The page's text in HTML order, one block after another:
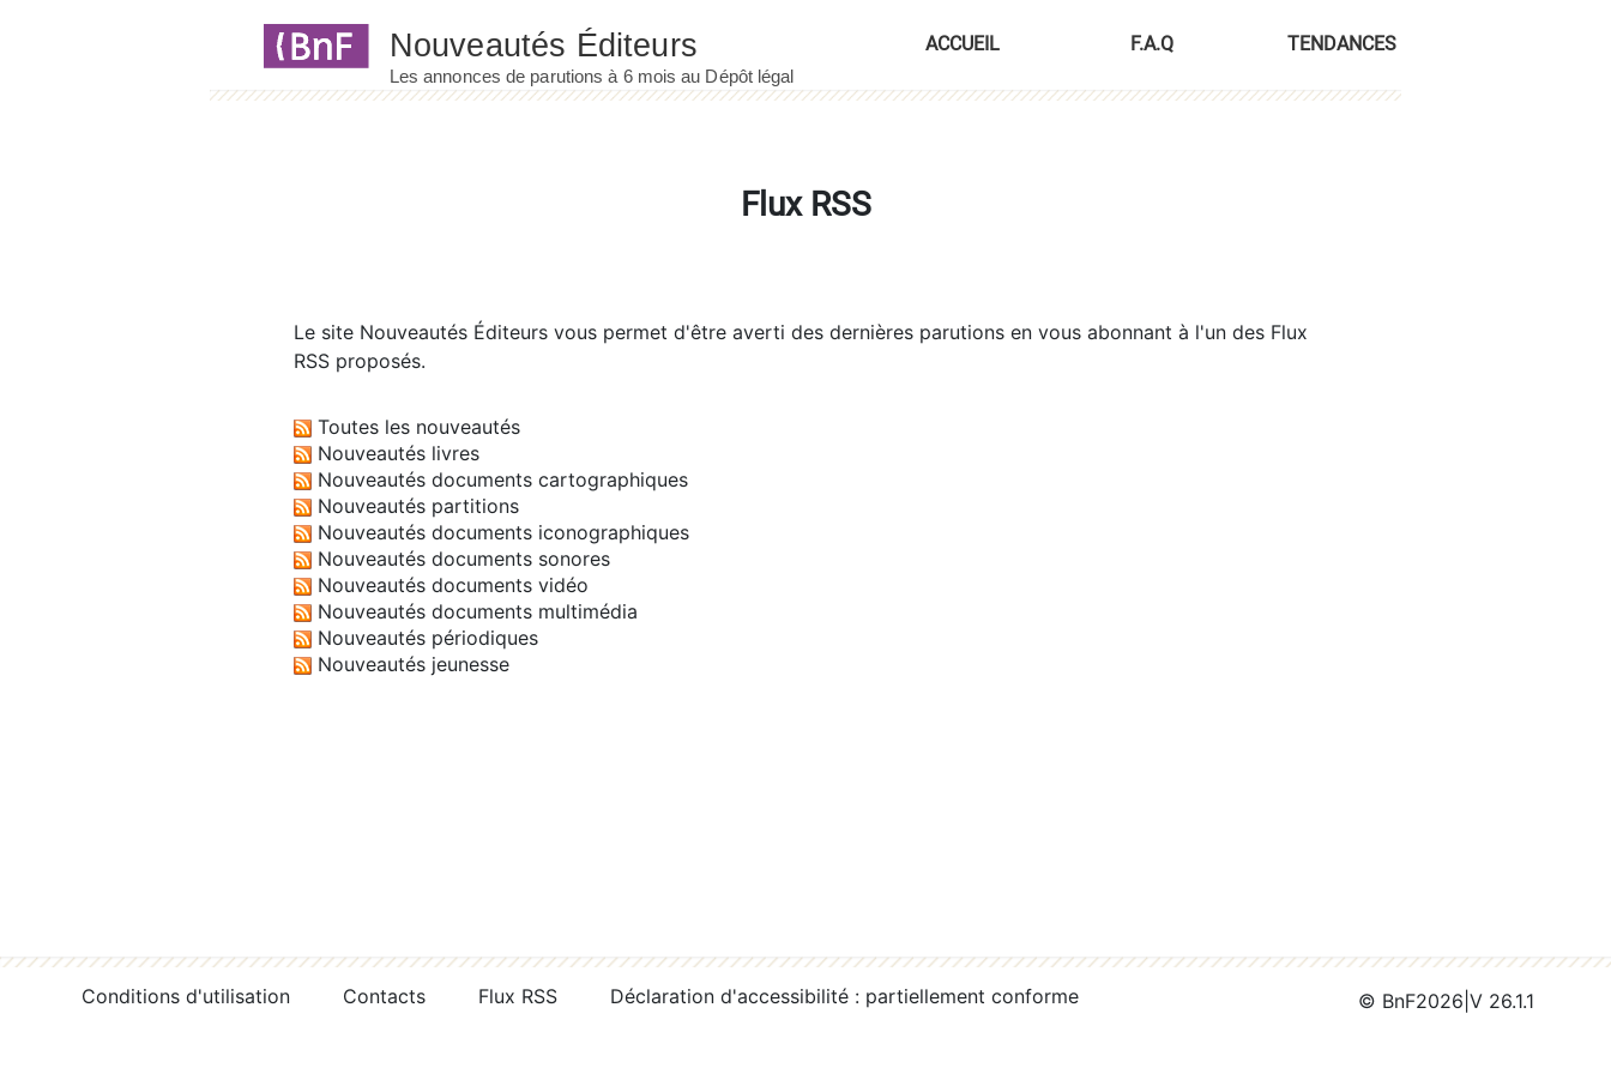
ACCUEIL F.A.Q TENDANCES
Flux RSS
Le site Nouveautés Éditeurs vous permet d'être averti des dernières parutions en vous abonnant à l'un des Flux
RSS proposés.
Toutes les nouveautés
Nouveautés livres
Nouveautés documents cartographiques
Nouveautés partitions
Nouveautés documents iconographiques
Nouveautés documents sonores
Nouveautés documents vidéo
Nouveautés documents multimédia
Nouveautés périodiques
Nouveautés jeunesse
Conditions d'utilisation Contacts Flux RSS Déclaration d'accessibilité : partiellement conforme © BnF2026 V 26.1.1